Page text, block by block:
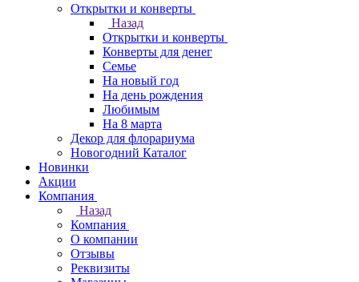
Открытки и конверты
Назад
Открытки и конверты
Конверты для денег
Семье
На новый год
На день рождения
Любимым
На 8 марта
Декор для флорариума
Новогодний Каталог
Новинки
Акции
Компания
Назад
Компания
О компании
Отзывы
Реквизиты